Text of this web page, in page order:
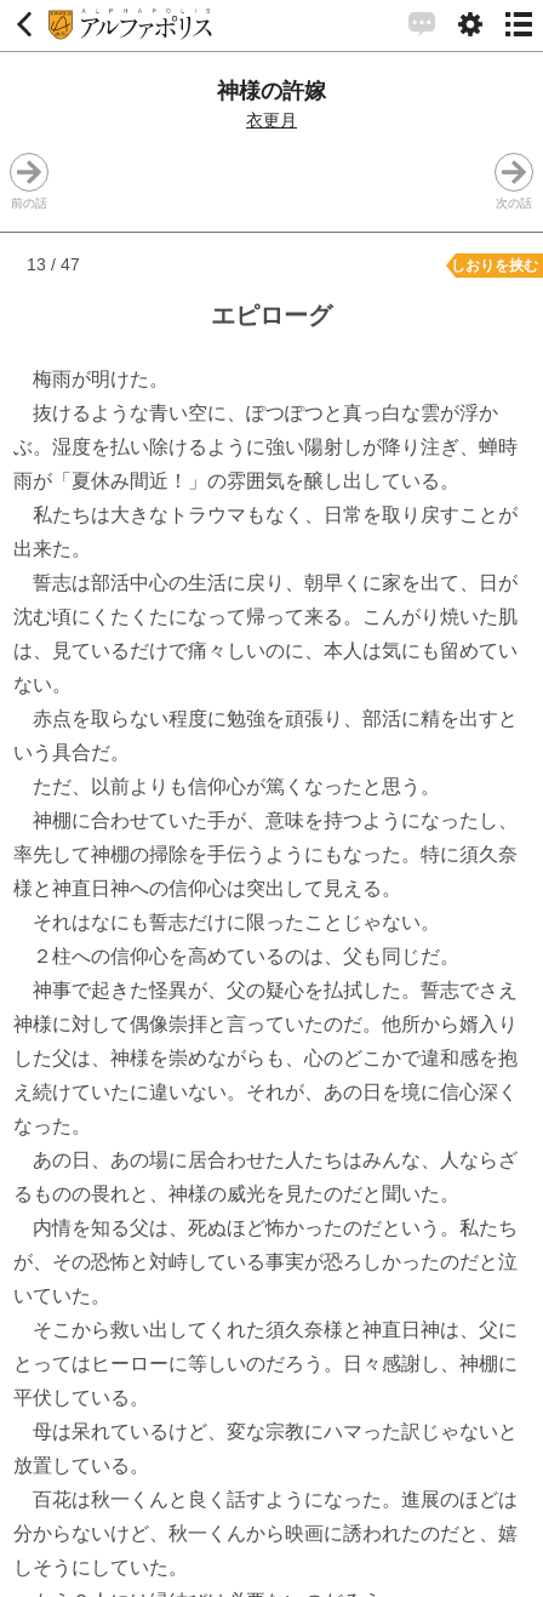
神様の許嫁
衣更月
前の話 次の話
13 / 47 しおりを挟む
エピローグ
梅雨が明けた。
抜けるような青い空に、ぽつぽつと真っ白な雲が浮か
ぶ。湿度を払い除けるように強い陽射しが降り注ぎ、蝉時
雨が「夏休み間近！」の雰囲気を醸し出している。
私たちは大きなトラウマもなく、日常を取り戻すことが
出来た。
誓志は部活中心の生活に戻り、朝早くに家を出て、日が
沈む頃にくたくたになって帰って来る。こんがり焼いた肌
は、見ているだけで痛々しいのに、本人は気にも留めてい
ない。
赤点を取らない程度に勉強を頑張り、部活に精を出すと
いう具合だ。
ただ、以前よりも信仰心が篤くなったと思う。
神棚に合わせていた手が、意味を持つようになったし、
率先して神棚の掃除を手伝うようにもなった。特に須久奈
様と神直日神への信仰心は突出して見える。
それはなにも誓志だけに限ったことじゃない。
２柱への信仰心を高めているのは、父も同じだ。
神事で起きた怪異が、父の疑心を払拭した。誓志でさえ
神様に対して偶像崇拝と言っていたのだ。他所から婿入り
した父は、神様を崇めながらも、心のどこかで違和感を抱
え続けていたに違いない。それが、あの日を境に信心深く
なった。
あの日、あの場に居合わせた人たちはみんな、人ならざ
るものの畏れと、神様の威光を見たのだと聞いた。
内情を知る父は、死ぬほど怖かったのだという。私たち
が、その恐怖と対峙している事実が恐ろしかったのだと泣
いていた。
そこから救い出してくれた須久奈様と神直日神は、父に
とってはヒーローに等しいのだろう。日々感謝し、神棚に
平伏している。
母は呆れているけど、変な宗教にハマった訳じゃないと
放置している。
百花は秋一くんと良く話すようになった。進展のほどは
分からないけど、秋一くんから映画に誘われたのだと、嬉
しそうにしていた。